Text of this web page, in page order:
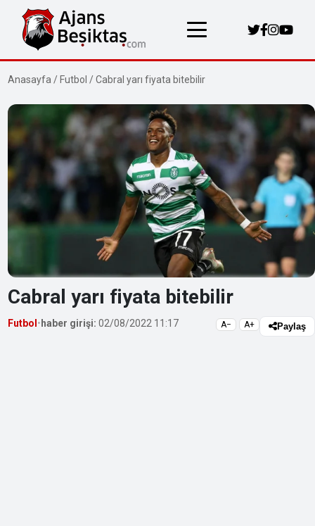
Anasayfa / Futbol /Cabral yarı fiyata bitebilir
Cabral yarı fiyata bitebilir
Futbol • haber girişi: 02/08/2022 11:17 A− A+ Paylaş